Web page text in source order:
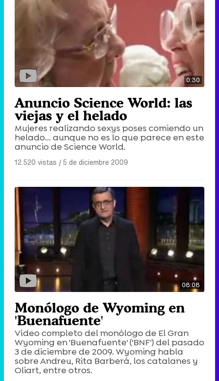
0:30
Anuncio Science World: las
viejas y el helado
Mujeres realizando sexys poses comiendo un
helado... aunque no es lo que parece en este
anuncio de Science World.
12.520 vistas |5 de diciembre 2009
08:08
Monólogo de Wyoming en
'Buenafuente'
Vídeo completo del monólogo de El Gran
Wyoming en 'Buenafuente' ('BNF') del pasado
3 de diciembre de 2009. Wyoming habla
sobre Andreu, Rita Barberá, los catalanes y
Oliart, entre otros.